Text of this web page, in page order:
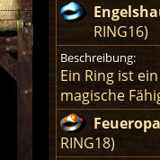
RING16)
Beschreibung:
Ein Ring ist
magische
RING18)